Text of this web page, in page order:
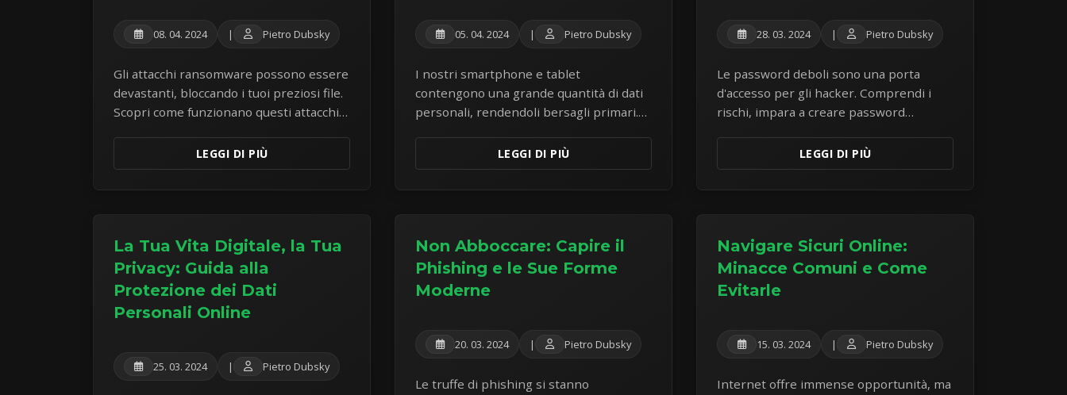
08. 04. 2024 | Pietro Dubsky
Gli attacchi ransomware possono essere
devastanti, bloccando i tuoi preziosi file.
Scopri come funzionano questi attacchi,
l'importanza di backup dei dati robusti.
LEGGI DI PIÙ
05. 04. 2024 | Pietro Dubsky
I nostri smartphone e tablet
contengono una grande quantità di dati
personali, rendendoli bersagli primari.
i tuoi dispositivi mobili dalle minacce
moderne.
LEGGI DI PIÙ
28. 03. 2024 | Pietro Dubsky
Le password deboli sono una porta
d'accesso per gli hacker. Comprendi i
rischi, impara a creare password
gestori di password possono
rivoluzionare la tua sicurezza online.
LEGGI DI PIÙ
La Tua Vita Digitale, la Tua
Privacy: Guida alla
Protezione dei Dati
Personali Online
25. 03. 2024 | Pietro Dubsky
Non Abboccare: Capire il
Phishing e le Sue Forme
Moderne
20. 03. 2024 | Pietro Dubsky
Le truffe di phishing si stanno
Navigare Sicuri Online:
Minacce Comuni e Come
Evitarle
15. 03. 2024 | Pietro Dubsky
Internet offre immense opportunità, ma